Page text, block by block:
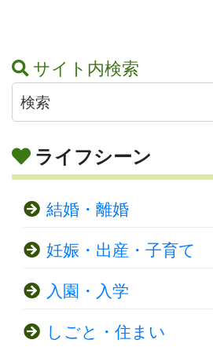
サイト内検索
ライフシーン
結婚・離婚
妊娠・出産・子育て
入園・入学
しごと・住まい